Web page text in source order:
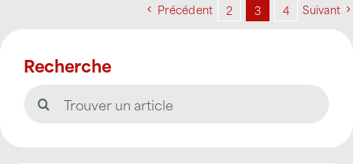
Précédent 2 3 4 Suivant
Recherche
Rechercher: